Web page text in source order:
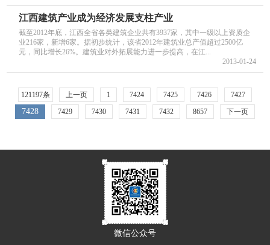
江西建筑产业成为经济发展支柱产业
截至2012年底，江西全省各类建筑企业共有3937家，其中一级以上资质企
业216家，新增6家。据初步统计，该省2012年建筑业总产值超过2500亿
元，同比增长26%。建筑业对外拓展能力进一步提高，在江...
2013-01-24
121197条 上一页 1 7424 7425 7426 7427
7428 7429 7430 7431 7432 8657 下一页
微信公众号